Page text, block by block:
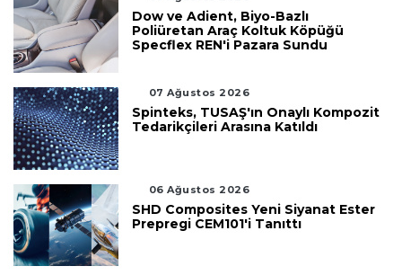
Dow ve Adient, Biyo-Bazlı
Poliüretan Araç Koltuk Köpüğü
Specflex REN'i Pazara Sundu
07 Ağustos 2026
Spinteks, TUSAŞ'ın Onaylı Kompozit
Tedarikçileri Arasına Katıldı
06 Ağustos 2026
SHD Composites Yeni Siyanat Ester
Prepregi CEM101'i Tanıttı